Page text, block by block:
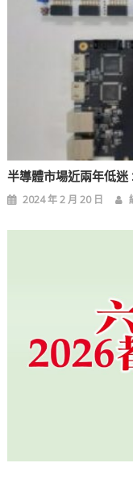
半導體市場近兩年低
2024 年 2 月 20 日